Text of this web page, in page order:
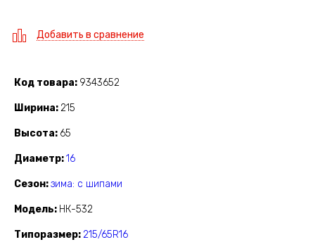
Добавить в сравнение
Код товара 9343652
Ширина 215
Высота 65
Диаметр 16
Сезон зима: с шипами
Модель НК-532
Типоразмер 215/65R16